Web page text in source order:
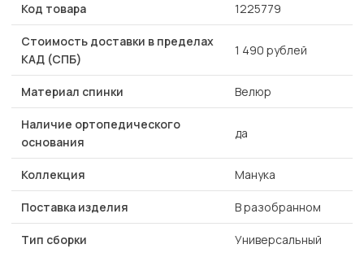
Код товара 1225779
Стоимость доставки в пределах
КАД (СПБ)
1 490 рублей
Материал спинки Велюр
Наличие ортопедического
основания
да
Коллекция Манука
Поставка изделия В разобранном
Тип сборки Универсальный